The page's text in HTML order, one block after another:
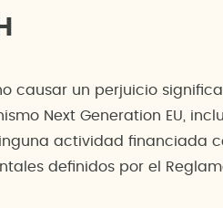
causar un perjuicio
Next Generation EU,
actividad financiada
definidos por el